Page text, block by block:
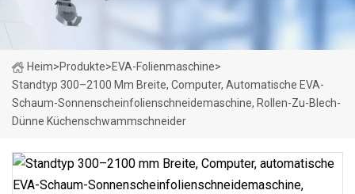
Heim>Produkte>EVA-Folienmaschine>
Standtyp 300–2100 Mm Breite, Computer, Automatische EVA-
Schaum-Sonnenscheinfolienschneidemaschine, Rollen-Zu-Blech-
Dünne Küchenschwammschneider